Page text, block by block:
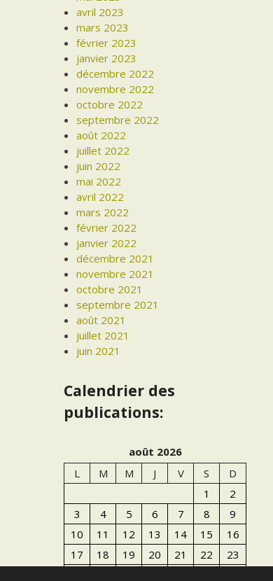
avril 2023
mars 2023
février 2023
janvier 2023
décembre 2022
novembre 2022
octobre 2022
septembre 2022
août 2022
juillet 2022
juin 2022
mai 2022
avril 2022
mars 2022
février 2022
janvier 2022
décembre 2021
novembre 2021
octobre 2021
septembre 2021
août 2021
juillet 2021
juin 2021
Calendrier des
publications:
août 2026
L
M M J V S
D
1
2
3
4 5 6 7 8
9
10
11 12 13 14 15
16
17
18 19 20 21 22
23